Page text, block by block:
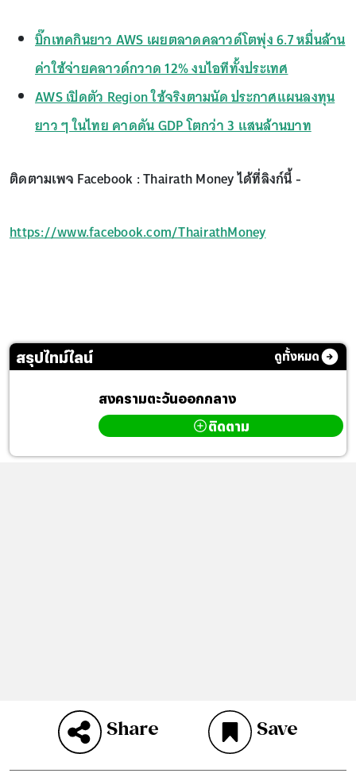
บิ๊กเทคกินยาว AWS เผยตลาดคลาวด์โตพุ่ง 6.7 หมื่นล้าน
ค่าใช้จ่ายคลาวด์กวาด 12% งบไอทีทั้งประเทศ
AWS เปิดตัว Region ใช้จริงตามนัด ประกาศแผนลงทุน
ยาว ๆ ในไทย คาดดัน GDP โตกว่า 3 แสนล้านบาท
ติดตามเพจ Facebook : Thairath Money ได้ที่ลิงก์นี้ -
https://www.facebook.com/ThairathMoney
สรุปไทม์ไลน์ ดูทั้งหมด
สงครามตะวันออกกลาง
ติดตาม
Share Save